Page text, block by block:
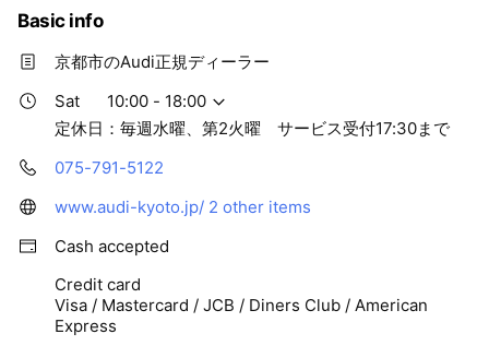
Basic info
京都市のAudi正規ディーラー
Sat
10:00 - 18:00
定休日：毎週水曜、第2火曜 サービス受付17:30まで
075-791-5122
www.audi-kyoto.jp/ 2 other items
Cash accepted
Credit card
Visa / Mastercard / JCB / Diners Club / American
Express